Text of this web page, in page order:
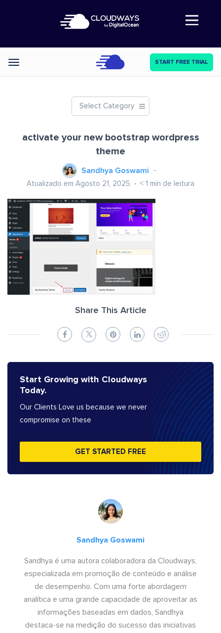
Abre a navegação
Categories START FREE TRIAL
Select Category
activate your new bootstrap wordpress
theme
Sandhya Goswami
Atualizado em Agosto 21, 2025 < 1 min de leitura
Share This Article
Start Growing with Cloudways
Today.
Our Clients Love us because we never
compromise on these
GET STARTED FREE
Sandhya Goswami
Sandhya é uma autora colaboradora da Cloudways,
especializada em promoção de conteúdo e análise
de desempenho. Com uma forte abordagem
analítica e uma grande capacidade de aproveitar as
informações baseadas em dados, Sandhya
destaca-se na medição do sucesso das iniciativas